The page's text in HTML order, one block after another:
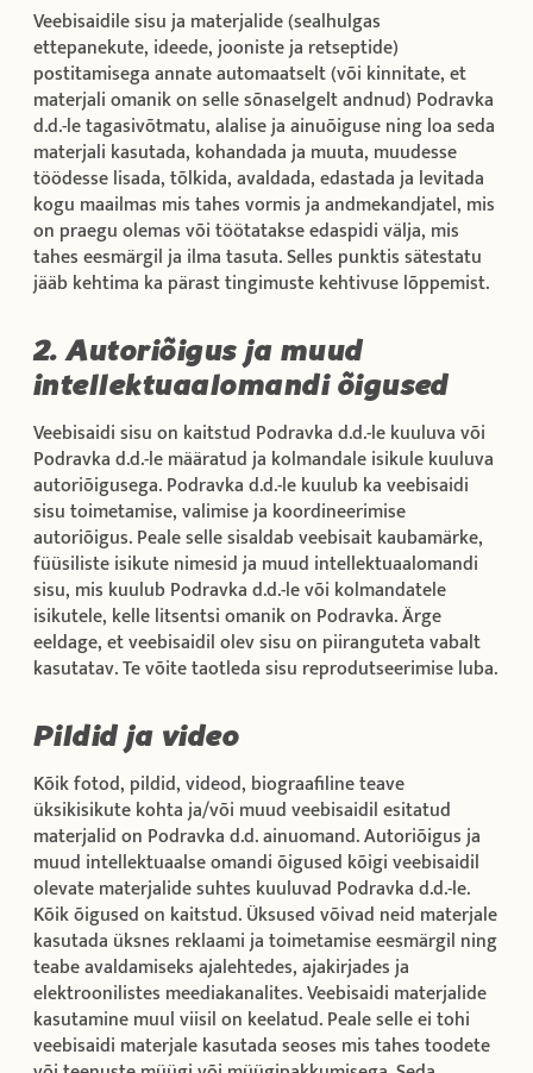
Veebisaidile sisu ja materjalide (sealhulgas
ettepanekute, ideede, jooniste ja retseptide)
postitamisega annate automaatselt (või kinnitate, et
materjali omanik on selle sõnaselgelt andnud) Podravka
d.d.-le tagasivõtmatu, alalise ja ainuõiguse ning loa seda
materjali kasutada, kohandada ja muuta, muudesse
töödesse lisada, tõlkida, avaldada, edastada ja levitada
kogu maailmas mis tahes vormis ja andmekandjatel, mis
on praegu olemas või töötatakse edaspidi välja, mis
tahes eesmärgil ja ilma tasuta. Selles punktis sätestatu
jääb kehtima ka pärast tingimuste kehtivuse lõppemist.
2. Autoriõigus ja muud
intellektuaalomandi õigused
Veebisaidi sisu on kaitstud Podravka d.d.-le kuuluva või
Podravka d.d.-le määratud ja kolmandale isikule kuuluva
autoriõigusega. Podravka d.d.-le kuulub ka veebisaidi
sisu toimetamise, valimise ja koordineerimise
autoriõigus. Peale selle sisaldab veebisait kaubamärke,
füüsiliste isikute nimesid ja muud intellektuaalomandi
sisu, mis kuulub Podravka d.d.-le või kolmandatele
isikutele, kelle litsentsi omanik on Podravka. Ärge
eeldage, et veebisaidil olev sisu on piiranguteta vabalt
kasutatav. Te võite taotleda sisu reprodutseerimise luba.
Pildid ja video
Kõik fotod, pildid, videod, biograafiline teave
üksikisikute kohta ja/või muud veebisaidil esitatud
materjalid on Podravka d.d. ainuomand. Autoriõigus ja
muud intellektuaalse omandi õigused kõigi veebisaidil
olevate materjalide suhtes kuuluvad Podravka d.d.-le.
Kõik õigused on kaitstud. Üksused võivad neid materjale
kasutada üksnes reklaami ja toimetamise eesmärgil ning
teabe avaldamiseks ajalehtedes, ajakirjades ja
elektroonilistes meediakanalites. Veebisaidi materjalide
kasutamine muul viisil on keelatud. Peale selle ei tohi
veebisaidi materjale kasutada seoses mis tahes toodete